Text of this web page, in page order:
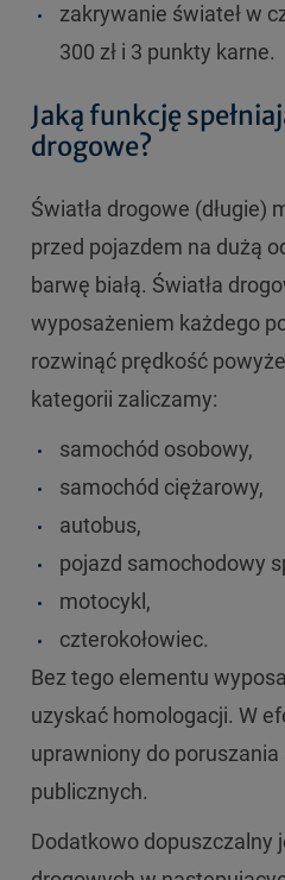
zakrywanie świateł w
300 zł i 3 punkty karne.
Jaką funkcję
drogowe?
Światła drogowe (długie)
przed pojazdem na dużą
barwę białą. Światła
wyposażeniem każdego
rozwinąć prędkość
kategorii zaliczamy:
samochód osobowy,
samochód ciężarowy,
autobus,
pojazd samochodowy
motocykl,
czterokołowiec.
Bez tego elementu
uzyskać homologacji. W
uprawniony do poruszania
publicznych.
Dodatkowo dopuszczalny